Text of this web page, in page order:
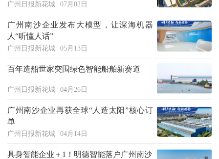
广州日报新花城 07月02日
广州南沙企业发布大模型，让深海机器
人“听懂人话”
广州日报新花城 05月13日
百年造船世家突围绿色智能船舶新赛道
广州日报新花城 04月26日
广州南沙企业再获全球“人造太阳”核心订
单
广州日报新花城 04月14日
具身智能企业＋1！明德智能落户广州南沙